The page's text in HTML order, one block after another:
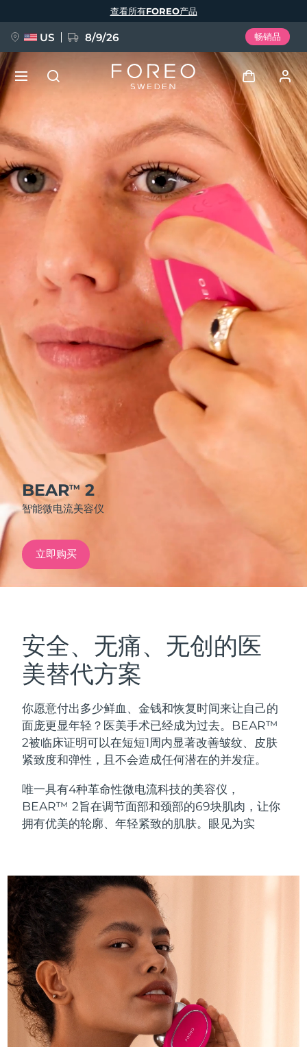
BEARTM2
智能微电流美容仪
立即购买
安全、无痛、无创的医
美替代方案
你愿意付出多少鲜血、金钱和恢复时间来让自己的
面庞更显年轻？医美手术已经成为过去。BEAR™
2被临床证明可以在短短1周内显著改善皱纹、皮肤
紧致度和弹性，且不会造成任何潜在的并发症。
唯一具有4种革命性微电流科技的美容仪，
BEAR™ 2旨在调节面部和颈部的69块肌肉，让你
拥有优美的轮廓、年轻紧致的肌肤。眼见为实
查看所有FOREO产品
US 8/9/26 畅销品
登录
用户信息
我的设备
我的订单
我的订阅
FAQ™ Pure Beauty-Tech Elixir
BREAKING NEWS
issa™ Teeth Whitening Set
FAQ™ Dual LED Panel
热门产品
特别优惠
红光疗法
LUNA™ 4 套装
Anti-aging massage
LUNA™ 4 Plus
Massage, LED heating
For men, anti-aging massage
LUNA™ 4 mini
For young skin, T-zone
LUNA™ 4 go
For travel or gym bag
BEAR™ 2 套装
Microcurrent toning
BEAR™ 2 go
Microcurrent toning on-the-go
Microcurrent line smoothing device
面部提拉护理
Premium anti-aging skincare
BEAR™ 设备
All premium facelift devices
UFO™ 3 套装
Deep facial hydration
Near-infrared and red light therapy
device
UFO™ 3 mini
Red light therapy device for young skin
UFO™ 3 go
Portable red light therapy
issa™ 4
Hybrid silicone sonic toothbrush
issa™ 4 plus
Smart hybrid silicone sonic toothbrush
issa™ 4 smile
Hybrid silicone sonic toothbrush
issa™ 4 baby
For ages 0-3
FAQ™ 抗老护理
抗老
FAQ™ 101
Clinical anti-aging
FAQ™ 102
Advanced clinical anti-aging
FAQ™ 201
LED mask
FAQ™ 202
LED mask
生发
FAQ™ 301
LED hair strengthening scalp massager
肌肤年轻化
NEW
FAQ™ 501
Full-Spectrum Red Light Therapy
NEW
语言
English Deutsch
Español
Français
Italiano
Português
Svenska
Русский
Türkçe
简体中文 繁體中文
美国 预计送达日期
英国 预计送达日期8/8/26
西班牙 预计送达日期
澳大利亚
法国
德国
加拿大 8/12/26
奥地利 预计送达日期8/8/26
巴林
比利时 预计送达日期 8/8/26
百慕大 预计送达日期 8/14/26
波斯尼亚和黑塞哥维那 预计送达日期8/11/26
文莱 预计送达日期
保加利亚 预计送达日期8/8/26
智利
中国
哥伦比亚
克罗地亚
塞浦路斯 预计送达日期